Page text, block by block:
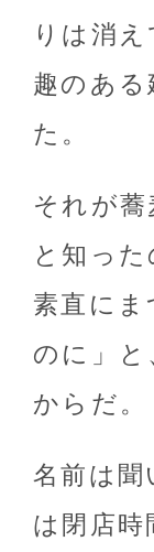
りは消
趣のある
た。
それが
と知っ
素直に
のに」と
からだ。
名前は
は閉店時